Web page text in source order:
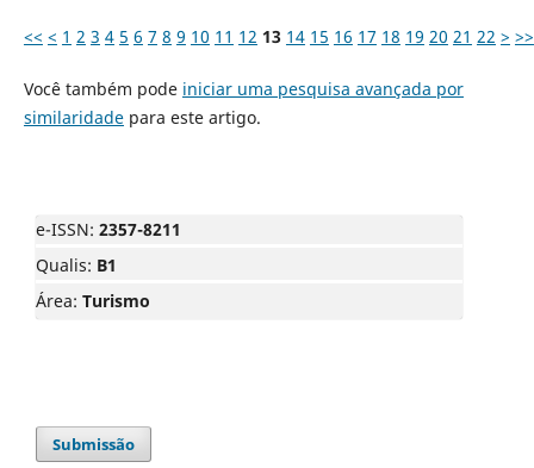
<< < 1 2 3 4 5 6 7 8 9 10 11 12 13 14 15 16 17 18 19 20 21 22 > >>
Você também pode iniciar uma pesquisa avançada por
similaridadepara este artigo.
e-ISSN: 2357-8211
Qualis: B1
Área: Turismo
Submissão